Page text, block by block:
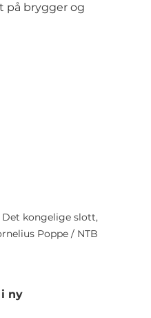
på brygger og
Det kongelige slott,
Poppe / NTB
ny